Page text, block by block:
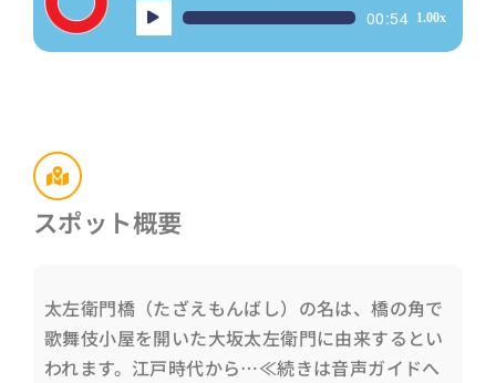
音
声
00:54 1.00x
スポット概要
太左衛門橋（たざえもんばし）の名は、橋の角で
歌舞伎小屋を開いた大坂太左衛門に由来するとい
われます。江戸時代から…≪続きは音声ガイドへ